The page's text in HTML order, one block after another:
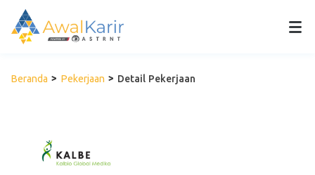
Beranda Pekerjaan Detail Pekerjaan